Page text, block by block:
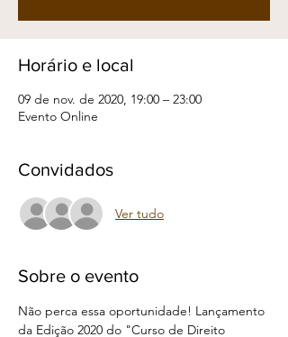
Horário e local
09 de nov. de 2020, 19:00 – 23:00
Evento Online
Convidados
Ver tudo
Sobre o evento
Não perca essa oportunidade! Lançamento
da Edição 2020 do "Curso de Direito